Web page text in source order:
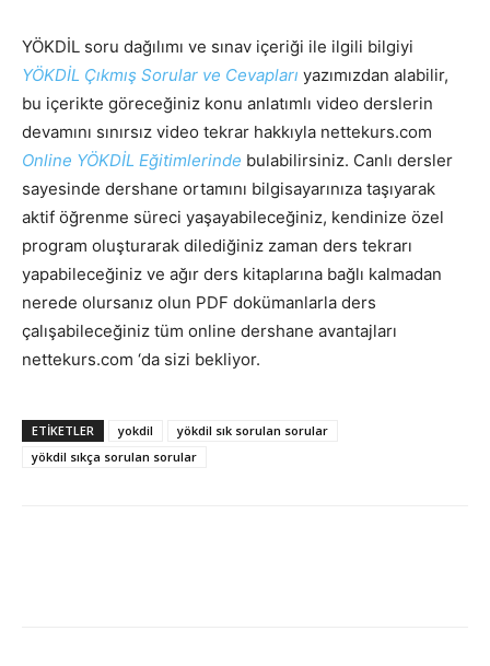
YÖKDİL soru dağılımı ve sınav içeriği ile ilgili bilgiyi
YÖKDİL Çıkmış Sorular ve Cevapları yazımızdan alabilir,
bu içerikte göreceğiniz konu anlatımlı video derslerin
devamını sınırsız video tekrar hakkıyla nettekurs.com
Online YÖKDİL Eğitimlerinde bulabilirsiniz. Canlı dersler
sayesinde dershane ortamını bilgisayarınıza taşıyarak
aktif öğrenme süreci yaşayabileceğiniz, kendinize özel
program oluşturarak dilediğiniz zaman ders tekrarı
yapabileceğiniz ve ağır ders kitaplarına bağlı kalmadan
nerede olursanız olun PDF dokümanlarla ders
çalışabileceğiniz tüm online dershane avantajları
nettekurs.com ‘da sizi bekliyor.
ETIKETLER yokdil
yökdil sık sorulan sorular
yökdil sıkça sorulan sorular